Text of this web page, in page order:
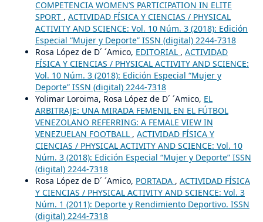
COMPETENCIA WOMEN’S PARTICIPATION IN ELITE
SPORT , ACTIVIDAD FÍSICA Y CIENCIAS / PHYSICAL
ACTIVITY AND SCIENCE: Vol. 10 Núm. 3 (2018): Edición
Especial “Mujer y Deporte” ISSN (digital) 2244-7318
Rosa López de D´ ´Amico, EDITORIAL , ACTIVIDAD
FÍSICA Y CIENCIAS / PHYSICAL ACTIVITY AND SCIENCE:
Vol. 10 Núm. 3 (2018): Edición Especial “Mujer y
Deporte” ISSN (digital) 2244-7318
Yolimar Loroima, Rosa López de D´ ´Amico, EL
ARBITRAJE: UNA MIRADA FEMENIL EN EL FÚTBOL
VENEZOLANO REFERRING: A FEMALE VIEW IN
VENEZUELAN FOOTBALL , ACTIVIDAD FÍSICA Y
CIENCIAS / PHYSICAL ACTIVITY AND SCIENCE: Vol. 10
Núm. 3 (2018): Edición Especial “Mujer y Deporte” ISSN
(digital) 2244-7318
Rosa López de D´ ´Amico, PORTADA , ACTIVIDAD FÍSICA
Y CIENCIAS / PHYSICAL ACTIVITY AND SCIENCE: Vol. 3
Núm. 1 (2011): Deporte y Rendimiento Deportivo. ISSN
(digital) 2244-7318